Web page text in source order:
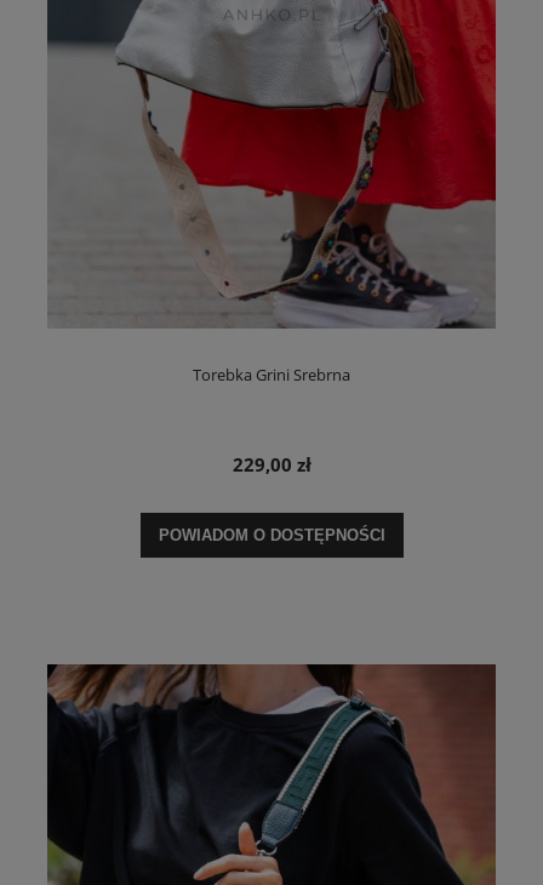
Torebka Grini Srebrna
229,00 zł
POWIADOM O DOSTĘPNOŚCI